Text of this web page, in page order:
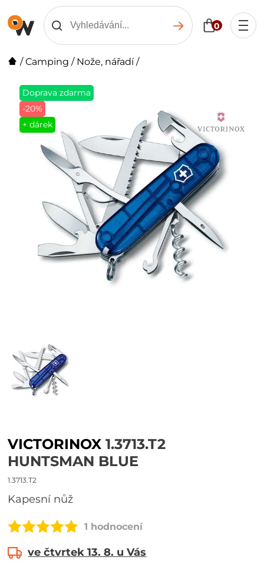
0
/Camping / Nože, nářadí/
Doprava zdarma
-20%
+ dárek
VICTORINOX 1.3713.T2
HUNTSMAN BLUE
1.3713.T2
Kapesní nůž
1 hodnocení
ve čtvrtek 13. 8. u Vás